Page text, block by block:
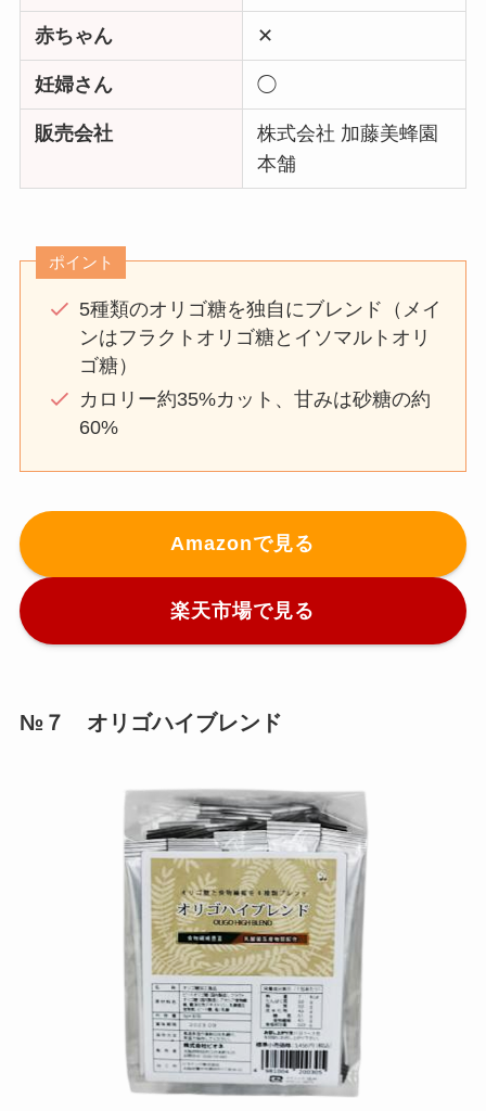
赤ちゃん ✕
妊婦さん ◯
販売会社
株式会社 加藤美蜂園
本舗
ポイント
5種類のオリゴ糖を独自にブレンド（メイ
ンはフラクトオリゴ糖とイソマルトオリ
ゴ糖）
カロリー約35%カット、甘みは砂糖の約
60%
Amazonで見る
楽天市場で見る
№７ オリゴハイブレンド